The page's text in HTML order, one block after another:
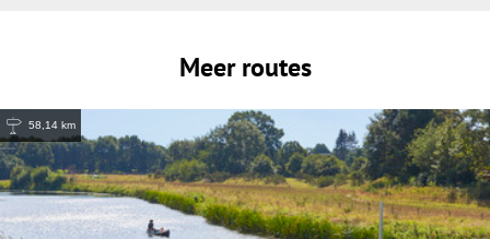
Meer routes
58,14 km